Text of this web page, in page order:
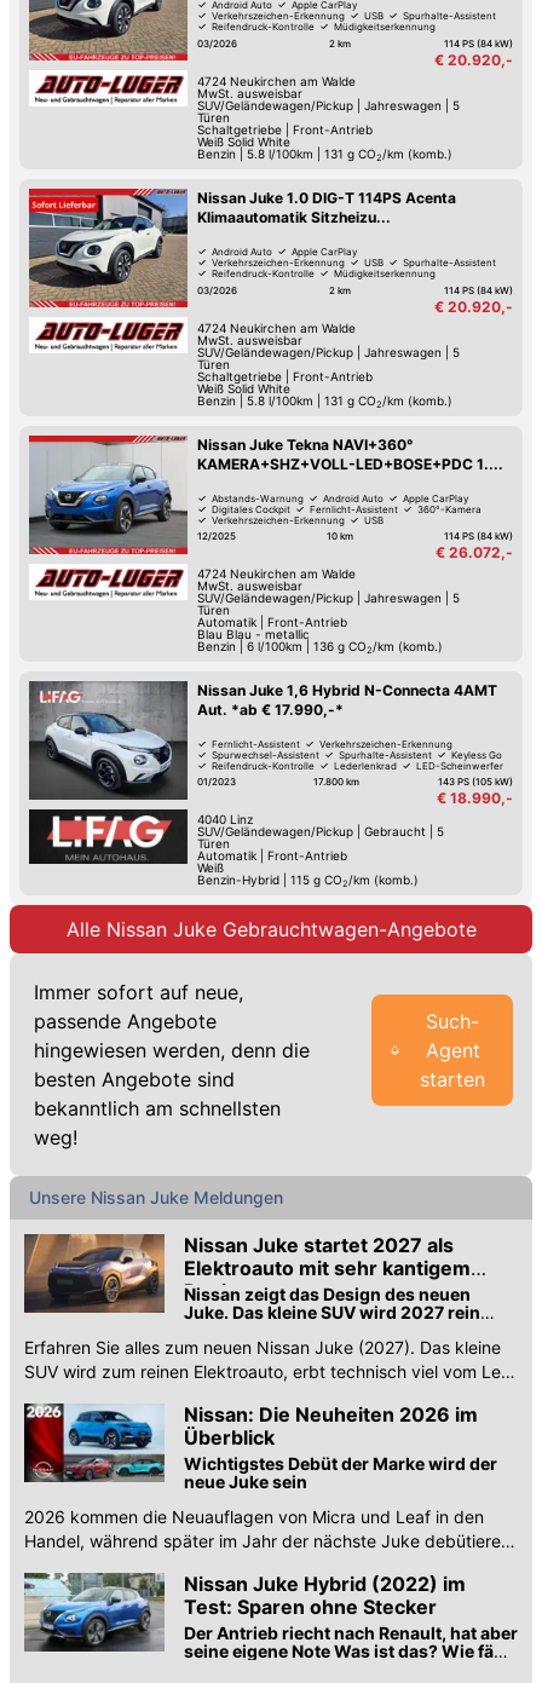
Android Auto
Apple CarPlay
Verkehrszeichen-Erkennung
USB
Spurhalte-Assistent
Reifendruck-Kontrolle
Müdigkeitserkennung
LED-Tag-Fahrlicht
03/2026 2 km 114 PS (84 kW)
€ 20.920,-
4724 Neukirchen am Walde
MwSt. ausweisbar
SUV/Geländewagen/Pickup| Jahreswagen
5
Türen
Schaltgetriebe| Front-Antrieb
Weiß Solid White
Benzin
5.8 l/100km 131 g CO2 /km (komb.)
Nissan Juke 1.0 DIG-T 114PS Acenta
Klimaautomatik Sitzheizu...
Android Auto
Apple CarPlay
Verkehrszeichen-Erkennung
USB
Spurhalte-Assistent
Reifendruck-Kontrolle
Müdigkeitserkennung
LED-Tag-Fahrlicht
03/2026 2 km 114 PS (84 kW)
€ 20.920,-
4724 Neukirchen am Walde
MwSt. ausweisbar
SUV/Geländewagen/Pickup| Jahreswagen
5
Türen
Schaltgetriebe| Front-Antrieb
Weiß Solid White
Benzin
5.8 l/100km 131 g CO2 /km (komb.)
Nissan Juke Tekna NAVI+360°
KAMERA+SHZ+VOLL-LED+BOSE+PDC 1....
Abstands-Warnung Android Auto
Apple CarPlay
Digitales Cockpit
Fernlicht-Assistent
360°-Kamera
Verkehrszeichen-Erkennung
USB
12/2025
10 km 114 PS (84 kW)
€ 26.072,-
4724 Neukirchen am Walde
MwSt. ausweisbar
SUV/Geländewagen/Pickup| Jahreswagen
5
Türen
Automatik| Front-Antrieb
Blau Blau - metallic
Benzin
6 l/100km 136 g CO2 /km (komb.)
Nissan Juke 1,6 Hybrid N-Connecta 4AMT
Aut. *ab € 17.990,-*
Fernlicht-Assistent
Verkehrszeichen-Erkennung
Spurwechsel-Assistent
Spurhalte-Assistent
Keyless Go
Reifendruck-Kontrolle
Lederlenkrad
LED-Scheinwerfer
01/2023
17.800 km 143 PS (105 kW)
€ 18.990,-
4040 Linz
SUV/Geländewagen/Pickup| Gebraucht
5
Türen
Automatik| Front-Antrieb
Weiß
Benzin-Hybrid
115 g CO2 /km (komb.)
Alle Nissan Juke Gebrauchtwagen-Angebote
Immer sofort auf neue,
passende Angebote
hingewiesen werden, denn die
besten Angebote sind
bekanntlich am schnellsten
weg!
Such-
Agent
starten
Unsere Nissan Juke Meldungen
Nissan Juke startet 2027 als
Elektroauto mit sehr kantigem
Design
Nissan zeigt das Design des neuen
Juke. Das kleine SUV wird 2027 rein
polarisiert optisch.
Erfahren Sie alles zum neuen Nissan Juke (2027). Das kleine
SUV wird zum reinen Elektroauto, erbt technisch viel vom Leaf
Nissan: Die Neuheiten 2026 im
Überblick
Wichtigstes Debüt der Marke wird der
neue Juke sein
2026 kommen die Neuauflagen von Micra und Leaf in den
Handel, während später im Jahr der nächste Juke debütieren
Nissan Juke Hybrid (2022) im
Test: Sparen ohne Stecker
Der Antrieb riecht nach Renault, hat aber
seine eigene Note Was ist das? Wie fährt